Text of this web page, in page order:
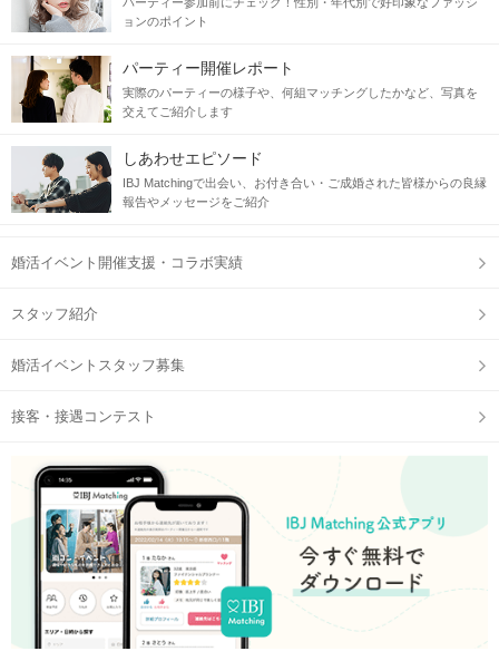
ョンのポイント
パーティー開催レポート
実際のパーティーの様子や、何組マッチングしたかなど、写真を
交えてご紹介します
しあわせエピソード
IBJ Matchingで出会い、お付き合い・ご成婚された皆様からの良縁
報告やメッセージをご紹介
婚活イベント開催支援・コラボ実績
スタッフ紹介
婚活イベントスタッフ募集
接客・接遇コンテスト